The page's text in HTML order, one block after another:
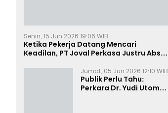
Senin, 15 Jun 2026 19:06 WIB
Ketika Pekerja Datang Mencari
Keadilan, PT Joval Perkasa Justru Absen
Jumat, 05 Jun 2026 12:10 WIB
Publik Perlu Tahu:
Perkara Dr. Yudi Utomo